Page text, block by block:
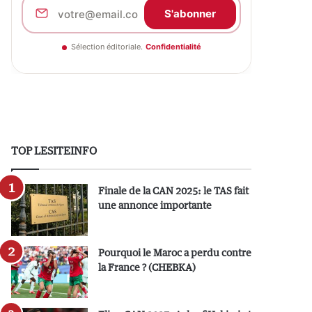
S'abonner
Sélection éditoriale. Confidentialité
TOP LESITEINFO
Finale de la CAN 2025: le TAS fait
une annonce importante
Pourquoi le Maroc a perdu contre
la France ? (CHEBKA)